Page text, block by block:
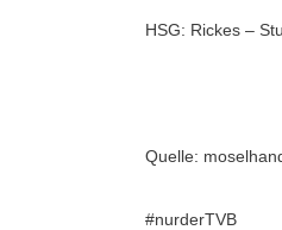
HSG: Rickes –
Quelle:
#nurderTVB